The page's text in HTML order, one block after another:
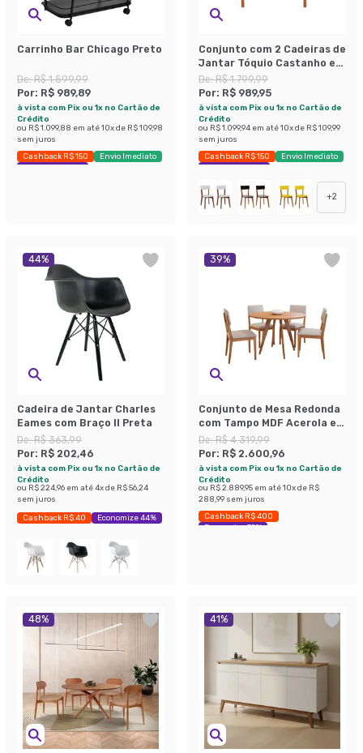
Carrinho Bar Chicago Preto
De:R$ 1.599,99
Por: R$ 989,89
à vista com Pix ou 1x no Cartão de
Crédito
ou R$ 1.099,88 em até10x de R$ 109,98
sem juros
Cashback R$ 150
Envio Imediato
Exclusivo Mobly
Conjunto com 2 Cadeiras de
Jantar Tóquio Castanho e
Branco
De:R$ 1.799,99
Por: R$ 989,95
à vista com Pix ou 1x no Cartão de
Crédito
ou R$ 1.099,94 em até10x de R$ 109,99
sem juros
Cashback R$ 150
Envio Imediato
Exclusivo Mobly
+2
44%
Cadeira de Jantar Charles
Eames com Braço II Preta
De:R$ 363,99
Por: R$ 202,46
à vista com Pix ou 1x no Cartão de
Crédito
ou R$ 224,96 em até4x de R$ 56,24
sem juros
Cashback R$ 40 Economize 44%
39%
Conjunto de Mesa Redonda
com Tampo MDF Acerola e 4
Cadeiras Sabiá Linho Bege
e Cinamomo
De:R$ 4.319,99
Por: R$ 2.600,96
à vista com Pix ou 1x no Cartão de
Crédito
ou R$ 2.889,95 em até10x de R$
288,99 sem juros
Cashback R$ 400
Economize 39%
48% 41%